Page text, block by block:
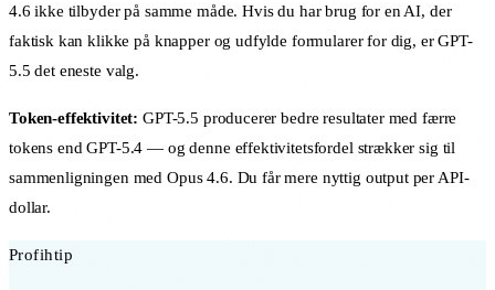
4.6 ikke tilbyder på samme måde. Hvis du har brug for en AI, der
faktisk kan klikke på knapper og udfylde formularer for dig, er GPT-
5.5 det eneste valg.
Token-effektivitet: GPT-5.5 producerer bedre resultater med færre
tokens end GPT-5.4 — og denne effektivitetsfordel strækker sig til
sammenligningen med Opus 4.6. Du får mere nyttig output per API-
dollar.
Profihtip